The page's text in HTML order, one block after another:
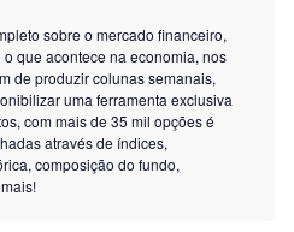
sobre o mercado financeiro,
que acontece na economia, nos
de produzir colunas semanais,
uma ferramenta exclusiva
com mais de 35 mil opções é
através de índices,
composição do fundo,